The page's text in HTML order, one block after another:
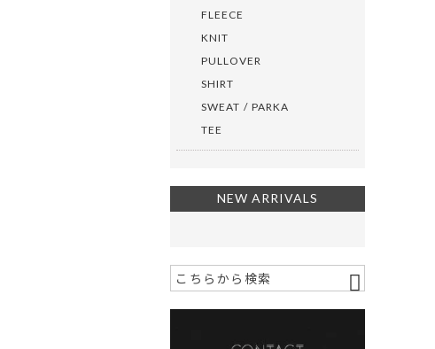
FLEECE
KNIT
PULLOVER
SHIRT
SWEAT / PARKA
TEE
NEW ARRIVALS